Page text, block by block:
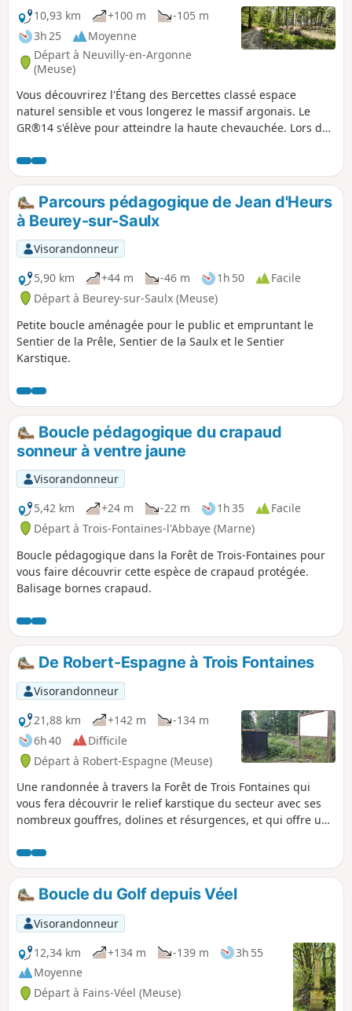
10,93 km +100 m
-105 m
3h 25
Moyenne
Départ à Neuvilly-en-Argonne
(Meuse)
Vous découvrirez l'Étang des Bercettes classé espace
naturel sensible et vous longerez le massif argonais. Le
GR®14 s'élève pour atteindre la haute chevauchée. Lors de
de découverte où vous trouverez des arbres de toute sortes,
noyer noir, sapin blanc, etc.
Parcours pédagogique de Jean d'Heurs
à Beurey-sur-Saulx
Visorandonneur
5,90 km
+44 m -46 m 1h 50
Facile
Départ à Beurey-sur-Saulx (Meuse)
Petite boucle aménagée pour le public et empruntant le
Sentier de la Prêle, Sentier de la Saulx et le Sentier
Karstique.
Boucle pédagogique du crapaud
sonneur à ventre jaune
Visorandonneur
5,42 km
+24 m -22 m 1h 35
Facile
Départ à Trois-Fontaines-l'Abbaye (Marne)
Boucle pédagogique dans la Forêt de Trois-Fontaines pour
vous faire découvrir cette espèce de crapaud protégée.
Balisage bornes crapaud.
De Robert-Espagne à Trois Fontaines
Visorandonneur
21,88 km
+142 m
-134 m
6h 40
Difficile
Départ à Robert-Espagne (Meuse)
Une randonnée à travers la Forêt de Trois Fontaines qui
vous fera découvrir le relief karstique du secteur avec ses
nombreux gouffres, dolines et résurgences, et qui offre un
Fontaines et le monument des fusillés du 29 Août 1944 à
Robert Espagne.
Boucle du Golf depuis Véel
Visorandonneur
12,34 km
+134 m -139 m
3h 55
Moyenne
Départ à Fains-Véel (Meuse)